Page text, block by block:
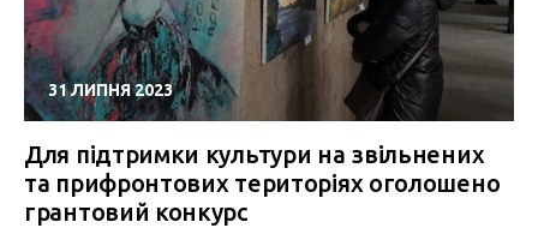
31 ЛИПНЯ 2023
Для підтримки культури на звільнених
та прифронтових територіях оголошено
грантовий конкурс